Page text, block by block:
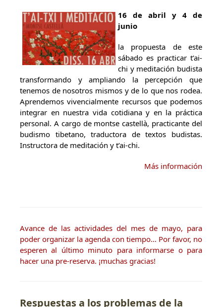
16 de abril y 4 de
junio
la propuesta de este
sábado es practicar t’ai-
chi y meditación budista
transformando y ampliando la percepción que
tenemos de nosotros mismos y de lo que nos rodea.
Aprendemos vivencialmente recursos que podemos
integrar en nuestra vida cotidiana y en la práctica
personal. A cargo de montse castellà, practicante del
budismo tibetano, traductora de textos budistas.
Instructora de meditación y t’ai-chi.
Más información
Avance de las actividades del mes de mayo, para
poder organizar la agenda con tiempo… Por favor, no
esperen al último minuto para informarse o para
hacer una pre-reserva. ¡muchas gracias!
Respuestas a los problemas de la